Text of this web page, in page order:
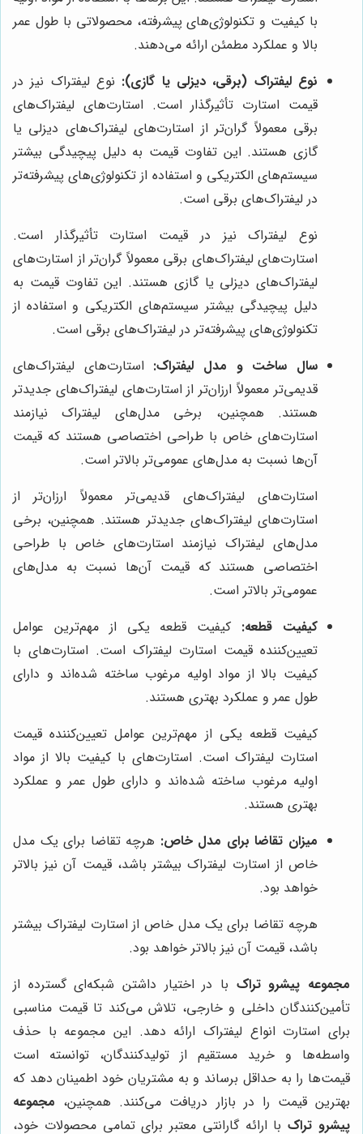
با کیفیت و تکنولوژی‌های پیشرفته، محصولاتی با طول عمر
بالا و عملکرد مطمئن ارائه می‌دهند.
نوع لیفتراک (برقی، دیزلی یا گازی): نوع لیفتراک نیز در
قیمت استارت تأثیرگذار است. استارت‌های لیفتراک‌های
برقی معمولاً گران‌تر از استارت‌های لیفتراک‌های دیزلی یا
گازی هستند. این تفاوت قیمت به دلیل پیچیدگی بیشتر
سیستم‌های الکتریکی و استفاده از تکنولوژی‌های پیشرفته‌تر
در لیفتراک‌های برقی است.
نوع لیفتراک نیز در قیمت استارت تأثیرگذار است.
استارت‌های لیفتراک‌های برقی معمولاً گران‌تر از استارت‌های
لیفتراک‌های دیزلی یا گازی هستند. این تفاوت قیمت به
دلیل پیچیدگی بیشتر سیستم‌های الکتریکی و استفاده از
تکنولوژی‌های پیشرفته‌تر در لیفتراک‌های برقی است.
سال ساخت و مدل لیفتراک: استارت‌های لیفتراک‌های
قدیمی‌تر معمولاً ارزان‌تر از استارت‌های لیفتراک‌های جدیدتر
هستند. همچنین، برخی مدل‌های لیفتراک نیازمند
استارت‌های خاص با طراحی اختصاصی هستند که قیمت
آن‌ها نسبت به مدل‌های عمومی‌تر بالاتر است.
استارت‌های لیفتراک‌های قدیمی‌تر معمولاً ارزان‌تر از
استارت‌های لیفتراک‌های جدیدتر هستند. همچنین، برخی
مدل‌های لیفتراک نیازمند استارت‌های خاص با طراحی
اختصاصی هستند که قیمت آن‌ها نسبت به مدل‌های
عمومی‌تر بالاتر است.
کیفیت قطعه: کیفیت قطعه یکی از مهم‌ترین عوامل
تعیین‌کننده قیمت استارت لیفتراک است. استارت‌های با
کیفیت بالا از مواد اولیه مرغوب ساخته شده‌اند و دارای
طول عمر و عملکرد بهتری هستند.
کیفیت قطعه یکی از مهم‌ترین عوامل تعیین‌کننده قیمت
استارت لیفتراک است. استارت‌های با کیفیت بالا از مواد
اولیه مرغوب ساخته شده‌اند و دارای طول عمر و عملکرد
بهتری هستند.
میزان تقاضا برای مدل خاص: هرچه تقاضا برای یک مدل
خاص از استارت لیفتراک بیشتر باشد، قیمت آن نیز بالاتر
خواهد بود.
هرچه تقاضا برای یک مدل خاص از استارت لیفتراک بیشتر
باشد، قیمت آن نیز بالاتر خواهد بود.
مجموعه پیشرو تراک با در اختیار داشتن شبکه‌ای گسترده از
تأمین‌کنندگان داخلی و خارجی، تلاش می‌کند تا قیمت مناسبی
برای استارت انواع لیفتراک ارائه دهد. این مجموعه با حذف
واسطه‌ها و خرید مستقیم از تولیدکنندگان، توانسته است
قیمت‌ها را به حداقل برساند و به مشتریان خود اطمینان دهد که
بهترین قیمت را در بازار دریافت می‌کنند. همچنین، مجموعه
پیشرو تراکبا ارائه گارانتی معتبر برای تمامی محصولات خود،